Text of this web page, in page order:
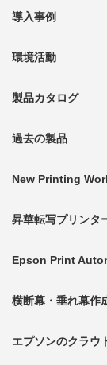
導入事例
環境活動
製品カタログ
過去の製品
New Printing
昇華転写プリンタ
Epson Print
横断幕・垂れ幕作
エプソンのクラウ